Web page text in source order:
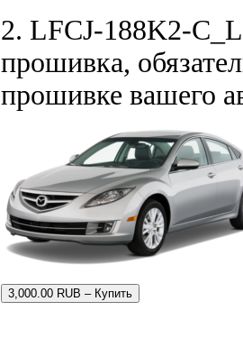
2. LFCJ-188K2-
прошивка,
прошивке вашего
3,000.00 RUB – Купить